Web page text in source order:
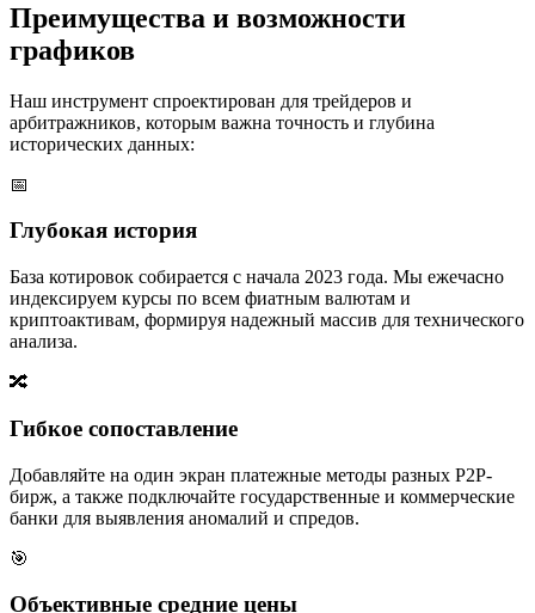
Преимущества и возможности
графиков
Наш инструмент спроектирован для трейдеров и
арбитражников, которым важна точность и глубина
исторических данных:
📅
Глубокая история
База котировок собирается с начала 2023 года. Мы ежечасно
индексируем курсы по всем фиатным валютам и
криптоактивам, формируя надежный массив для технического
анализа.
🔀
Гибкое сопоставление
Добавляйте на один экран платежные методы разных P2P-
бирж, а также подключайте государственные и коммерческие
банки для выявления аномалий и спредов.
🎯
Объективные средние цены